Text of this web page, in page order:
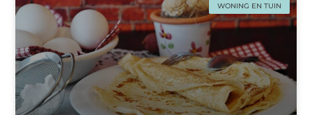
WONING EN TUIN